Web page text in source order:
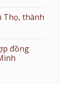
Thọ, thành
đồng